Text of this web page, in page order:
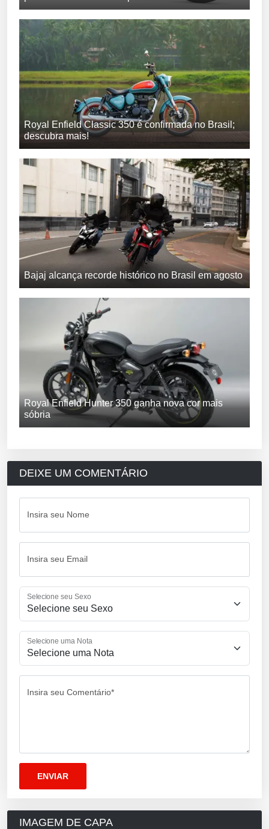
Royal Enfield Classic 350 é confirmada no Brasil;
descubra mais!
Bajaj alcança recorde histórico no Brasil em agosto
Royal Enfield Hunter 350 ganha nova cor mais
sóbria
DEIXE UM COMENTÁRIO
Insira seu Nome
Insira seu Email
Selecione seu Sexo
Selecione uma Nota
Insira seu Comentário*
IMAGEM DE CAPA